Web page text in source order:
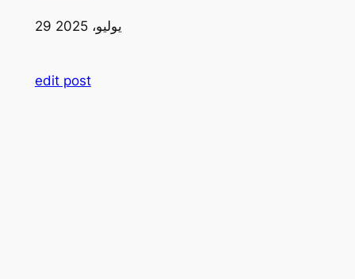
29 يوليو، 2025
edit post